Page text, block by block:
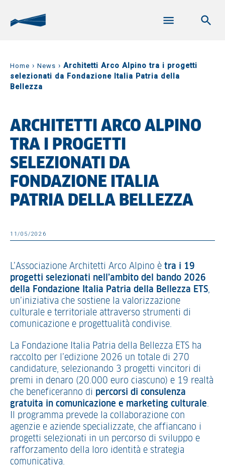
Home › News › Architetti Arco Alpino tra i progetti
selezionati da Fondazione Italia Patria della
Bellezza
ARCHITETTI ARCO ALPINO
TRA I PROGETTI
SELEZIONATI DA
FONDAZIONE ITALIA
PATRIA DELLA BELLEZZA
11/05/2026
L’Associazione Architetti Arco Alpino è tra i 19
progetti selezionati nell’ambito del bando 2026
della Fondazione Italia Patria della Bellezza ETS,
un’iniziativa che sostiene la valorizzazione
culturale e territoriale attraverso strumenti di
comunicazione e progettualità condivise.
La Fondazione Italia Patria della Bellezza ETS ha
raccolto per l’edizione 2026 un totale di 270
candidature, selezionando 3 progetti vincitori di
premi in denaro (20.000 euro ciascuno) e 19 realtà
che beneficeranno di percorsi di consulenza
gratuita in comunicazione e marketing culturale.
Il programma prevede la collaborazione con
agenzie e aziende specializzate, che affiancano i
progetti selezionati in un percorso di sviluppo e
rafforzamento della loro identità e strategia
comunicativa.